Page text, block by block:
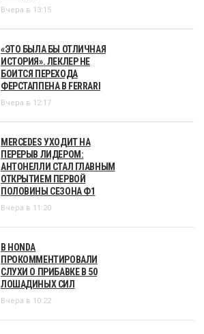
Вчера в 13:15
«ЭТО БЫЛА БЫ ОТЛИЧНАЯ
ИСТОРИЯ». ЛЕКЛЕР НЕ
БОИТСЯ ПЕРЕХОДА
ФЕРСТАППЕНА В FERRARI
Вчера в 12:17
MERCEDES УХОДИТ НА
ПЕРЕРЫВ ЛИДЕРОМ:
АНТОНЕЛЛИ СТАЛ ГЛАВНЫМ
ОТКРЫТИЕМ ПЕРВОЙ
ПОЛОВИНЫ СЕЗОНА Ф1
Вчера в 11:20
В HONDA
ПРОКОММЕНТИРОВАЛИ
СЛУХИ О ПРИБАВКЕ В 50
ЛОШАДИНЫХ СИЛ
Вчера в 10:22